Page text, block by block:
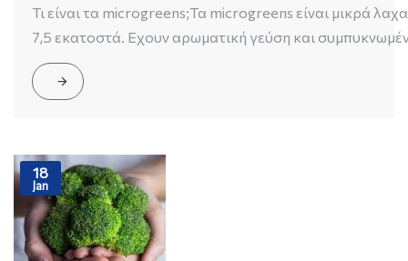
Τι είναι τα microgreens;Τα microgreens είναι μικρά
7,5 εκατοστά. Eχουν αρωματική γεύση και
18
Jan